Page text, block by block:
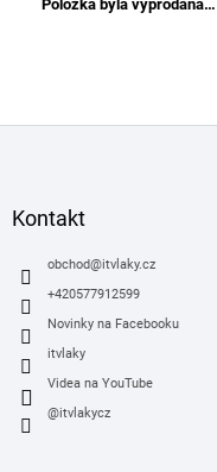
Položka byla vyprodána…
Kontakt
obchod@itvlaky.cz
+420577912599
Novinky na Facebooku
itvlaky
Videa na YouTube
@itvlakycz